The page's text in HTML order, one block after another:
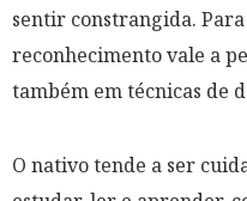
sentir constrangida.
reconhecimento vale a
também em técnicas de
O nativo tende a ser